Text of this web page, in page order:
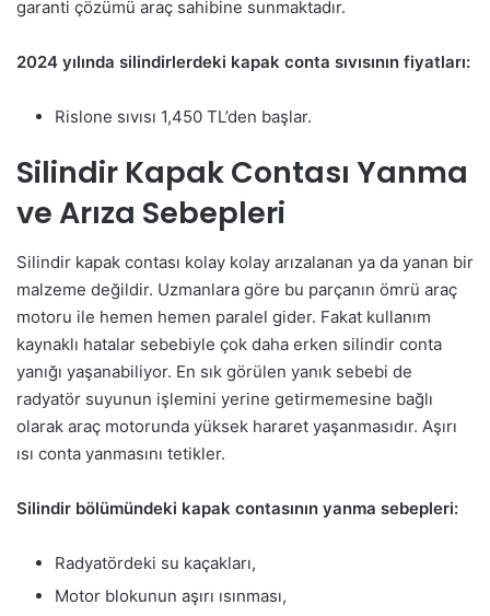
garanti çözümü araç sahibine sunmaktadır.
2024 yılında silindirlerdeki kapak conta sıvısının fiyatları:
Rislone sıvısı 1,450 TL’den başlar.
Silindir Kapak Contası Yanma
ve Arıza Sebepleri
Silindir kapak contası kolay kolay arızalanan ya da yanan bir
malzeme değildir. Uzmanlara göre bu parçanın ömrü araç
motoru ile hemen hemen paralel gider. Fakat kullanım
kaynaklı hatalar sebebiyle çok daha erken silindir conta
yanığı yaşanabiliyor. En sık görülen yanık sebebi de
radyatör suyunun işlemini yerine getirmemesine bağlı
olarak araç motorunda yüksek hararet yaşanmasıdır. Aşırı
ısı conta yanmasını tetikler.
Silindir bölümündeki kapak contasının yanma sebepleri:
Radyatördeki su kaçakları,
Motor blokunun aşırı ısınması,